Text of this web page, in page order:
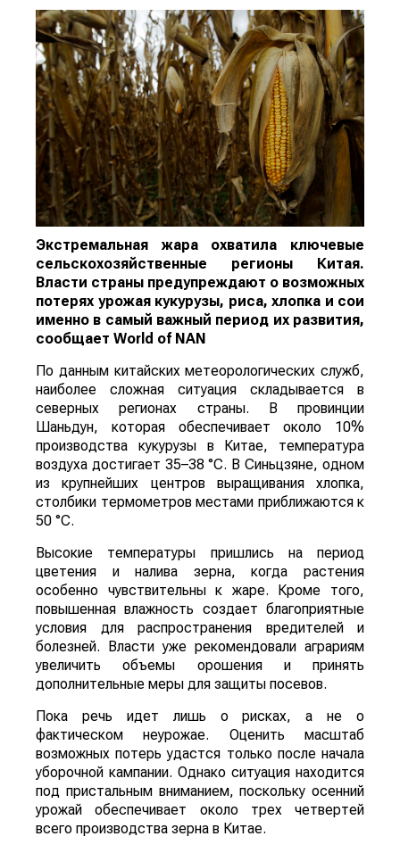
Экстремальная жара охватила ключевые
сельскохозяйственные регионы Китая.
Власти страны предупреждают о возможных
потерях урожая кукурузы, риса, хлопка и сои
именно в самый важный период их развития,
сообщает World of NAN
По данным китайских метеорологических служб,
наиболее сложная ситуация складывается в
северных регионах страны. В провинции
Шаньдун, которая обеспечивает около 10%
производства кукурузы в Китае, температура
воздуха достигает 35–38 °C. В Синьцзяне, одном
из крупнейших центров выращивания хлопка,
столбики термометров местами приближаются к
50 °C.
Высокие температуры пришлись на период
цветения и налива зерна, когда растения
особенно чувствительны к жаре. Кроме того,
повышенная влажность создает благоприятные
условия для распространения вредителей и
болезней. Власти уже рекомендовали аграриям
увеличить объемы орошения и принять
дополнительные меры для защиты посевов.
Пока речь идет лишь о рисках, а не о
фактическом неурожае. Оценить масштаб
возможных потерь удастся только после начала
уборочной кампании. Однако ситуация находится
под пристальным вниманием, поскольку осенний
урожай обеспечивает около трех четвертей
всего производства зерна в Китае.